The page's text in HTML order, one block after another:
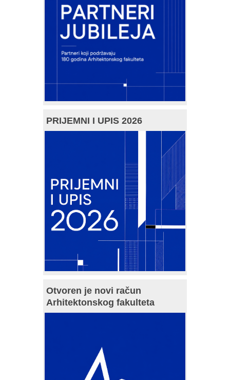
PRIJEMNI I UPIS 2026
Otvoren je novi račun
Arhitektonskog fakulteta